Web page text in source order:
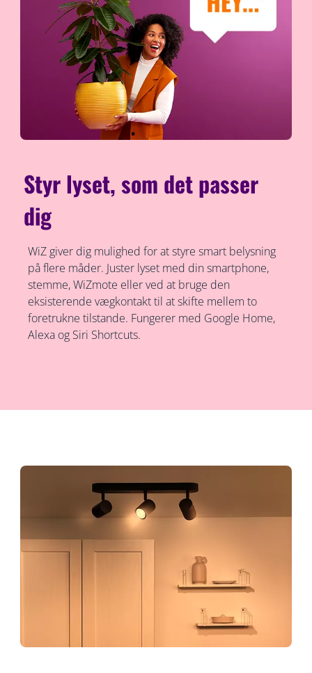
Styr lyset, som det passer
dig
WiZ giver dig mulighed for at styre smart belysning
på flere måder. Juster lyset med din smartphone,
stemme, WiZmote eller ved at bruge den
eksisterende vægkontakt til at skifte mellem to
foretrukne tilstande. Fungerer med Google Home,
Alexa og Siri Shortcuts.